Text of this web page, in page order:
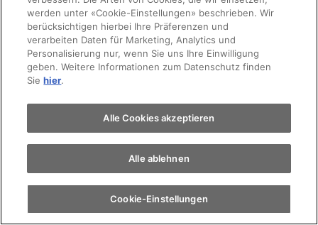
werden unter «Cookie-Einstellungen» beschrieben. Wir
berücksichtigen hierbei Ihre Präferenzen und
verarbeiten Daten für Marketing, Analytics und
Personalisierung nur, wenn Sie uns Ihre Einwilligung
geben. Weitere Informationen zum Datenschutz finden
Siehier.
Cookie-Einstellungen
Alle ablehnen
Alle Cookies akzeptieren